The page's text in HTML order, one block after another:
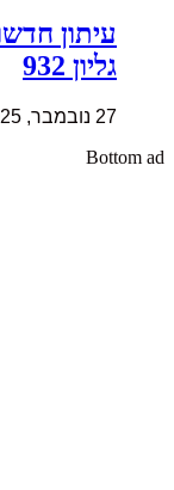
עיתון
גליון 932
27 נובמבר, 2025
Bottom ad